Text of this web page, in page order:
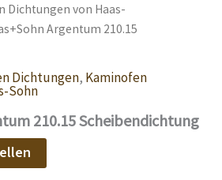
Dichtungen von Haas-
Argentum 210.15
Dichtungen, Kaminofen
Sohn
210.15 Scheibendichtung